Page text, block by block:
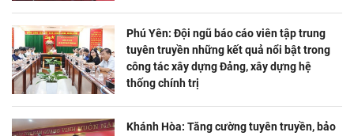
Phú Yên: Đội ngũ báo cáo viên tập trung
tuyên truyền những kết quả nổi bật trong
công tác xây dựng Đảng, xây dựng hệ
thống chính trị
Khánh Hòa: Tăng cường tuyên truyền, bảo